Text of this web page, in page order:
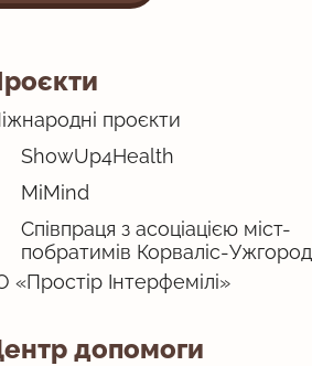
проєкти
ShowUp4Health
MiMind
Співпраця з асоціацією міст-
побратимів Корваліс-Ужгород
«Простір Інтерфемілі»
допомоги